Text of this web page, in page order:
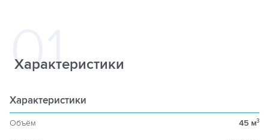
Характеристики
Характеристики
Объём 45 м3